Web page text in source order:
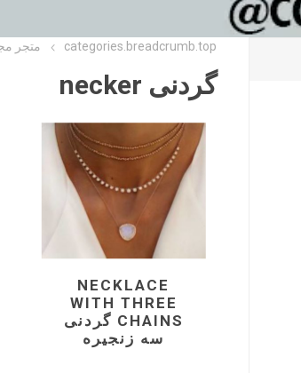
categories.breadcrumb.top متجر
گردنی necker
NECKLACE
WITH THREE
CHAINS گردنی
سه زنجیره